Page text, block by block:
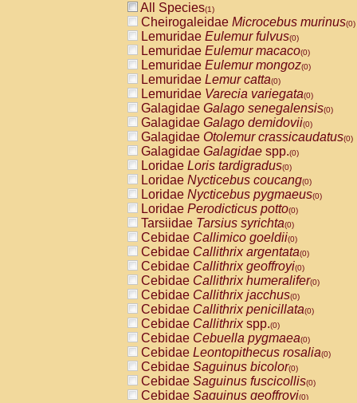
All Species(1)
Cheirogaleidae Microcebus murinus(0)
Lemuridae Eulemur fulvus(0)
Lemuridae Eulemur macaco(0)
Lemuridae Eulemur mongoz(0)
Lemuridae Lemur catta(0)
Lemuridae Varecia variegata(0)
Galagidae Galago senegalensis(0)
Galagidae Galago demidovii(0)
Galagidae Otolemur crassicaudatus(0)
Galagidae Galagidae spp.(0)
Loridae Loris tardigradus(0)
Loridae Nycticebus coucang(0)
Loridae Nycticebus pygmaeus(0)
Loridae Perodicticus potto(0)
Tarsiidae Tarsius syrichta(0)
Cebidae Callimico goeldii(0)
Cebidae Callithrix argentata(0)
Cebidae Callithrix geoffroyi(0)
Cebidae Callithrix humeralifer(0)
Cebidae Callithrix jacchus(0)
Cebidae Callithrix penicillata(0)
Cebidae Callithrixspp.(0)
Cebidae Cebuella pygmaea(0)
Cebidae Leontopithecus rosalia(0)
Cebidae Saguinus bicolor(0)
Cebidae Saguinus fuscicollis(0)
Cebidae Saguinus geoffroyi(0)